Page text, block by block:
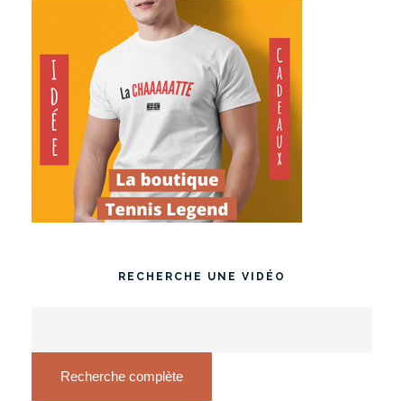
RECHERCHE UNE VIDÉO
Recherche complète